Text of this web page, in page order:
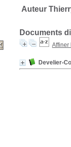
Auteur
Documents
Affiner
Develier-